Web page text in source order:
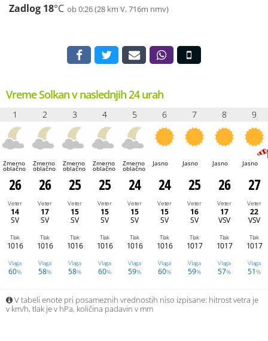
Zadlog 18°C ob 0:26 (28 km V, 716m nmv)
Vreme Solkan v naslednjih 24 urah
1 2 3 4 5 6 7 8 9
Zmerno
oblačno
Zmerno
oblačno
Zmerno
oblačno
Zmerno
oblačno
Zmerno
oblačno
Jasno Jasno Jasno Jasno
26 26 25 25 24 24 25 26 27
Veter
14
SV
Veter
17
SV
Veter
15
SV
Veter
15
SV
Veter
15
SV
Veter
15
SV
Veter
16
SV
Veter
17
VSV
Veter
22
VSV
Tlak
1016
Tlak
1016
Tlak
1016
Tlak
1016
Tlak
1016
Tlak
1016
Tlak
1017
Tlak
1017
Tlak
1017
Vlaga
60%
Vlaga
58%
Vlaga
58%
Vlaga
60%
Vlaga
59%
Vlaga
60%
Vlaga
59%
Vlaga
57%
Vlaga
51%
V tabeli enote pri posameznih vrednostih niso izpisane: hitrost vetra je
v km/h, tlak je v hPa, količina padavin v mm